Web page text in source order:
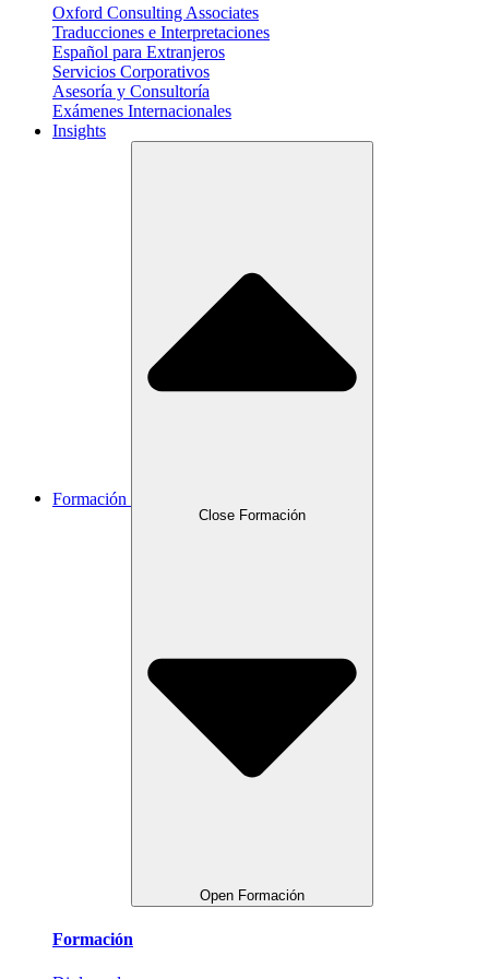
Oxford Consulting Associates
Traducciones e Interpretaciones
Español para Extranjeros
Servicios Corporativos
Asesoría y Consultoría
Exámenes Internacionales
Insights
Formación
Close Formación
Open Formación
Formación